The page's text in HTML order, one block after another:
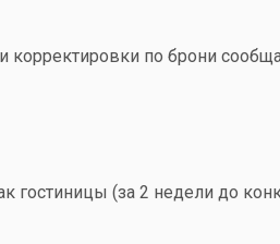
корректировки по брони
гостиницы (за 2 недели до